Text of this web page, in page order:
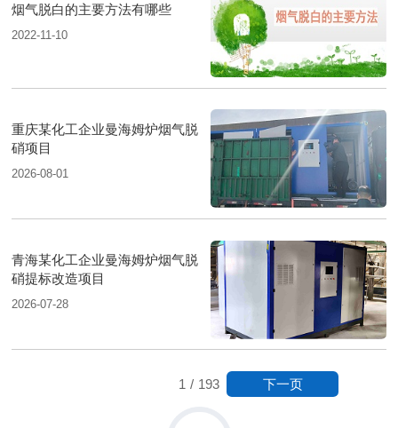
烟气脱白的主要方法有哪些
2022-11-10
重庆某化工企业曼海姆炉烟气脱
硝项目
2026-08-01
青海某化工企业曼海姆炉烟气脱
硝提标改造项目
2026-07-28
1 / 193 下一页